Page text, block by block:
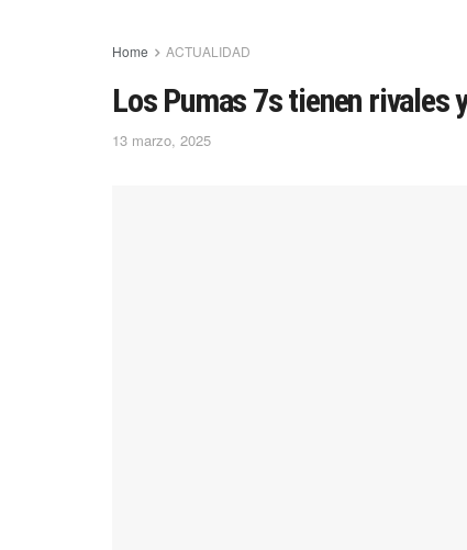
Home ACTUALIDAD
Los Pumas 7s tienen rivales
13 marzo, 2025